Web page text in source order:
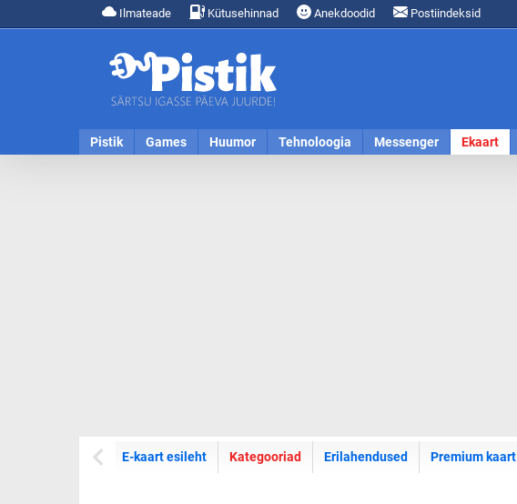
Ilmateade Kütusehinnad Anekdoodid Postiindeksid
Pistik Games Huumor Tehnoloogia Messenger Ekaart
E-kaart esileht E-kaartide
Kategooriad Erilahendused Premium kaart